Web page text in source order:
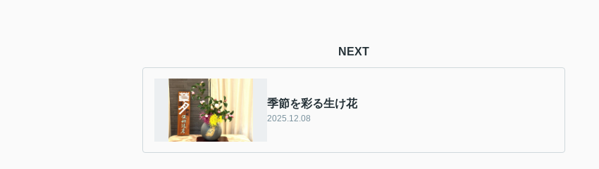
NEXT
季節を彩る生け花
2025.12.08